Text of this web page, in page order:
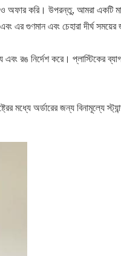
করি। উপরন্তু, আমরা একটি
এর গুণমান এবং চেহারা দীর্ঘ
রঙ নির্দেশ করে। প্লাস্টিকের
মধ্যে অর্ডারের জন্য বিনামূল্যে